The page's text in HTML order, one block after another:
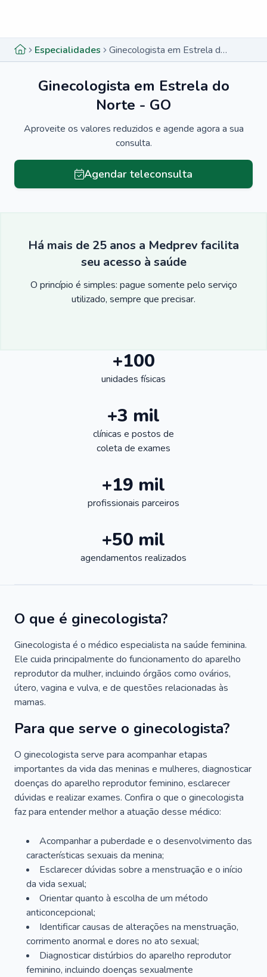
Especialidades Ginecologista em Estrela do Norte - GO
Ginecologista em Estrela do
Norte - GO
Aproveite os valores reduzidos e agende agora a sua
consulta.
Agendar teleconsulta
Há mais de 25 anos a Medprev facilita
seu acesso à saúde
O princípio é simples: pague somente pelo serviço
utilizado, sempre que precisar.
+100
unidades físicas
+3 mil
clínicas e postos de
coleta de exames
+19 mil
profissionais parceiros
+50 mil
agendamentos realizados
O que é ginecologista?
Ginecologista é o médico especialista na saúde feminina.
Ele cuida principalmente do funcionamento do aparelho
reprodutor da mulher, incluindo órgãos como ovários,
útero, vagina e vulva, e de questões relacionadas às
mamas.
Para que serve o ginecologista?
O ginecologista serve para acompanhar etapas
importantes da vida das meninas e mulheres, diagnosticar
doenças do aparelho reprodutor feminino, esclarecer
dúvidas e realizar exames. Confira o que o ginecologista
faz para entender melhor a atuação desse médico:
Acompanhar a puberdade e o desenvolvimento das
características sexuais da menina;
Esclarecer dúvidas sobre a menstruação e o início
da vida sexual;
Orientar quanto à escolha de um método
anticoncepcional;
Identificar causas de alterações na menstruação,
corrimento anormal e dores no ato sexual;
Diagnosticar distúrbios do aparelho reprodutor
feminino, incluindo doenças sexualmente